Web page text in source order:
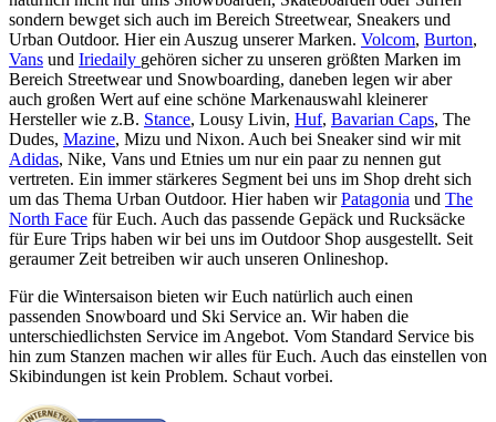
sondern bewget sich auch im Bereich Streetwear, Sneakers und
Urban Outdoor. Hier ein Auszug unserer Marken. Volcom, Burton,
Vans und Iriedaily gehören sicher zu unseren größten Marken im
Bereich Streetwear und Snowboarding, daneben legen wir aber
auch großen Wert auf eine schöne Markenauswahl kleinerer
Hersteller wie z.B. Stance, Lousy Livin, Huf, Bavarian Caps, The
Dudes, Mazine, Mizu und Nixon. Auch bei Sneaker sind wir mit
Adidas, Nike, Vans und Etnies um nur ein paar zu nennen gut
vertreten. Ein immer stärkeres Segment bei uns im Shop dreht sich
um das Thema Urban Outdoor. Hier haben wirPatagonia und The
North Face für Euch. Auch das passende Gepäck und Rucksäcke
für Eure Trips haben wir bei uns im Outdoor Shop ausgestellt. Seit
geraumer Zeit betreiben wir auch unseren Onlineshop.
Für die Wintersaison bieten wir Euch natürlich auch einen
passenden Snowboard und Ski Service an. Wir haben die
unterschiedlichsten Service im Angebot. Vom Standard Service bis
hin zum Stanzen machen wir alles für Euch. Auch das einstellen von
Skibindungen ist kein Problem. Schaut vorbei.